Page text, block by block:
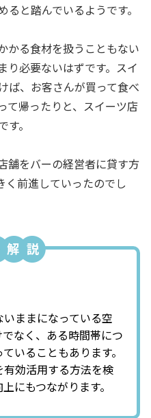
と踏んでいるようです。
かる食材を扱うこともない
り必要ないはずです。スイ
ば、お客さんが買って食べ
て帰ったりと、スイーツ店
。
舗をバーの経営者に貸す方
く前進していったのでし
ままになっている空
なく、ある時間帯につ
いることもあります。
効活用する方法を検
にもつながります。